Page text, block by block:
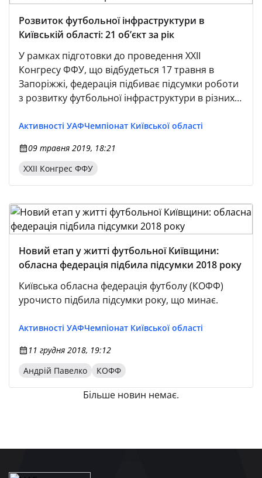
Чемпіонат Донецької області
Чемпіонат Автономної Республіки Крим
Чемпіонат Миколаївської області
Чемпіонат Кіровоградської області
Чемпіонат Сумської області
Чемпіонат Хмельницької області
Чемпіонат Рівненської області
Чемпіонат Івано-Франківської області
Чемпіонат Тернопільської області
Чемпіонат Закарпатської області
Чемпіонат Чернівецької області
Розвиток футбольної інфраструктури в
Київській області: 21 об’єкт за рік
У рамках підготовки до проведення XXII
Конгресу ФФУ, що відбудеться 17 травня в
Запоріжжі, федерація підбиває підсумки роботи
з розвитку футбольної інфраструктури в різних
Активності УАФЧемпіонат Київської області
09 травня 2019, 18:21
ХХІІ Конгрес ФФУ
Новий етап у житті футбольної Київщини:
обласна федерація підбила підсумки 2018 року
Київська обласна федерація футболу (КОФФ)
урочисто підбила підсумки року, що минає.
Активності УАФЧемпіонат Київської області
11 грудня 2018, 19:12
Андрій Павелко
КОФФ
Більше новин немає.